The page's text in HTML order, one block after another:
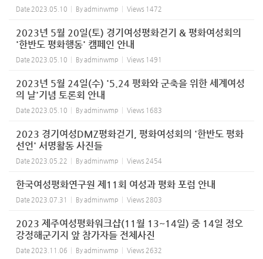
Date 2023.05.10 Byadminwmp Views 1472
2023년 5월 20일(토) 경기여성평화걷기 & 평화여성회의
'한반도 평화행동' 캠페인 안내
Date 2023.05.10 Byadminwmp Views 1491
2023년 5월 24일(수) '5.24 평화와 군축을 위한 세계여성
의 날'기념 토론회 안내
Date 2023.05.10 Byadminwmp Views 1683
2023 경기여성DMZ평화걷기, 평화여성회의 '한반도 평화
선언' 서명활동 사진들
Date 2023.05.22 Byadminwmp Views 2454
한국여성평화연구원 제11회 여성과 평화 포럼 안내
Date 2023.07.31 Byadminwmp Views 2803
2023 제주여성평화워크샵(11월 13~14일) 중 14일 정오
강정해군기지 앞 참가자들 전체사진
Date 2023.11.06 Byadminwmp Views 2632